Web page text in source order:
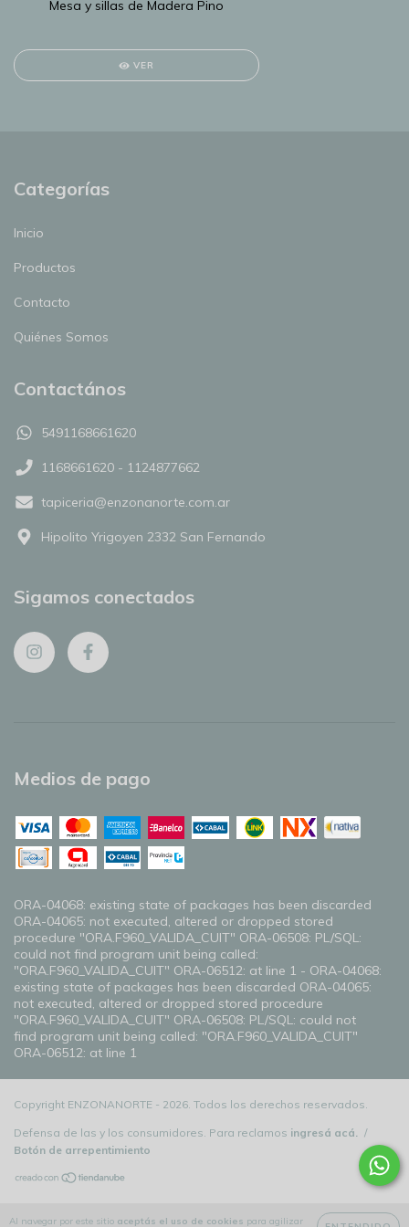
Al navegar por este sitio aceptás el uso de cookies para agilizar
Mesa y sillas de Madera Pino
VER
Categorías
Inicio
Productos
Contacto
Quiénes Somos
Contactános
5491168661620
1168661620 - 1124877662
tapiceria@enzonanorte.com.ar
Hipolito Yrigoyen 2332 San Fernando
Sigamos conectados
Medios de pago
ORA-04068: existing state of packages has been discarded
ORA-04065: not executed, altered or dropped stored
procedure "ORA.F960_VALIDA_CUIT" ORA-06508: PL/SQL:
could not find program unit being called:
"ORA.F960_VALIDA_CUIT" ORA-06512: at line 1 - ORA-04068:
existing state of packages has been discarded ORA-04065:
not executed, altered or dropped stored procedure
"ORA.F960_VALIDA_CUIT" ORA-06508: PL/SQL: could not
find program unit being called: "ORA.F960_VALIDA_CUIT"
ORA-06512: at line 1
Copyright ENZONANORTE - 2026. Todos los derechos reservados.
Defensa de las y los consumidores. Para reclamos ingresá acá.
/
Botón de arrepentimiento